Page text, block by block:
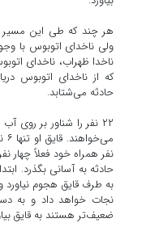
هر چند که طی این مسیر
ولی ناخدای اتوبوس با
ناخدا ظهراب، ناخدای
که از ناخدای اتوبوس
حادثه می‌شتابد.
۲۲ نفر را شناور بر
نفر همراه خود فعلاً چهار
حادثه به آسانی بگذرد.
به طرف قایق هجوم
نجات خواهد داد و به
ضعیف‌تر هستند به قایق